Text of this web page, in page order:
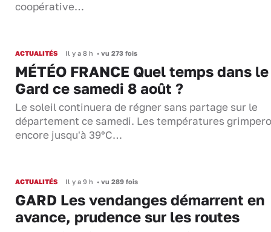
coopérative…
ACTUALITÉS Il y a 8 h • vu 273 fois
MÉTÉO FRANCE Quel temps dans le
Gard ce samedi 8 août ?
Le soleil continuera de régner sans partage sur le
département ce samedi. Les températures
encore jusqu'à 39°C…
ACTUALITÉS Il y a 9 h • vu 289 fois
GARD Les vendanges démarrent en
avance, prudence sur les routes